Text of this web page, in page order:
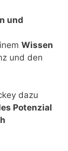
und
Wissen
und den
dazu
Potenzial